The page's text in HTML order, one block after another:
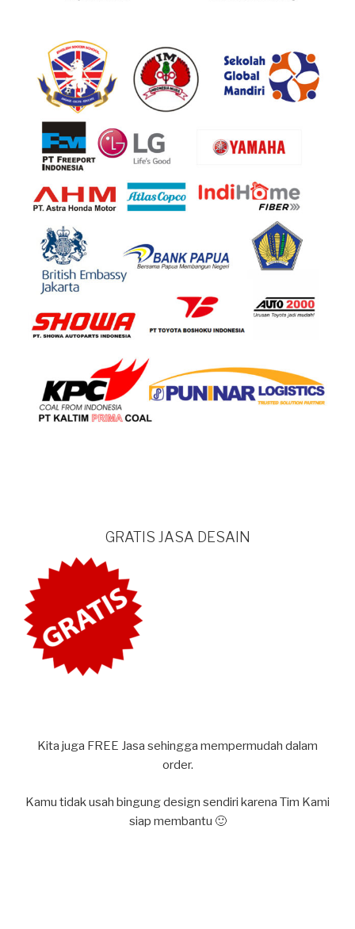
GRATIS JASA DESAIN
Kita juga FREE Jasa sehingga mempermudah dalam
order.
Kamu tidak usah bingung design sendiri karena Tim Kami
siap membantu 🙂